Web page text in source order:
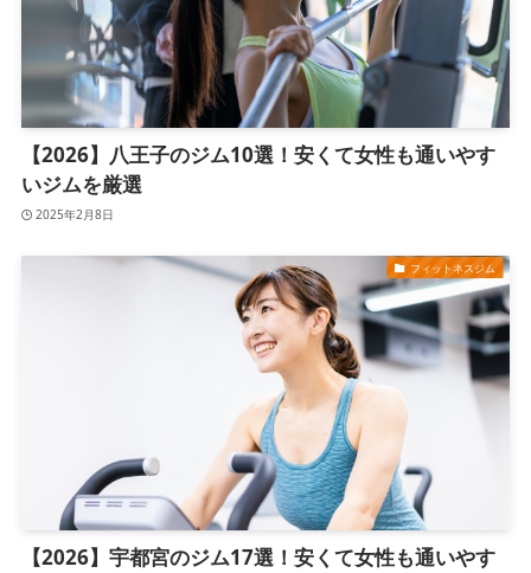
【2026】八王子のジム10選！安くて女性も通いやす
いジムを厳選
2025年2月8日
フィットネスジム
【2026】宇都宮のジム17選！安くて女性も通いやす